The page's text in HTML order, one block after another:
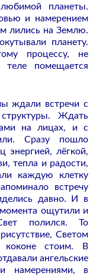
планеты.
и намерением
лились на Землю.
планету.
процессу, не
теле помещается
ждали встречи с
структуры. Ждать
на лицах, и с
Сразу пошло
энергией, лёгкой,
тепла и радости,
каждую клетку
встречу
давно. И в
ощутили и
полился. То
Светом
коконе стоим. В
ангельские
намерениями, в